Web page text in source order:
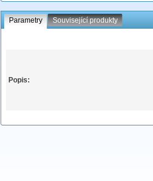
Parametry Související produkty
Popis: